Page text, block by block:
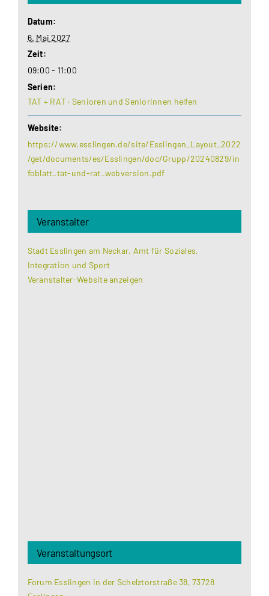
Datum:
6. Mai 2027
Zeit:
09:00 - 11:00
Serien:
TAT + RAT · Senioren und Seniorinnen helfen
Website:
https://www.esslingen.de/site/Esslingen_Layout_2022
/get/documents/es/Esslingen/doc/Grupp/20240829/in
foblatt_tat-und-rat_webversion.pdf
Veranstalter
Stadt Esslingen am Neckar. Amt für Soziales,
Integration und Sport
Veranstalter-Website anzeigen
Veranstaltungsort
Forum Esslingen in der Schelztorstraße 38, 73728